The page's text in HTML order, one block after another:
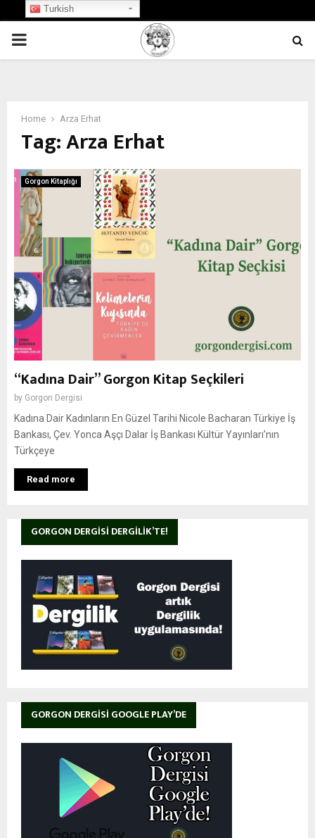
PRIMARY
Home Arza Erhat
Tag:Arza Erhat
Gorgon Kitaplığı
“Kadına Dair” Gorgon Kitap Seçkileri
by Gorgon Dergisi
Kadına Dair Kadınların En Güzel Tarihi Nicole Bacharan Türkiye İş
Bankası, Çev. Yonca Aşçı Dalar İş Bankası Kültür Yayınları’nın
Türkçeye
Read more
GORGON DERGISI DERGILIK’TE!
GORGON DERGISI GOOGLE PLAY’DE
Turkish